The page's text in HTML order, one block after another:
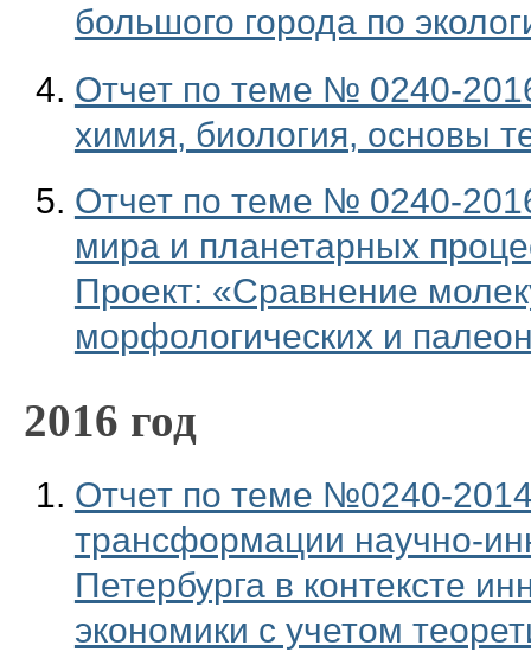
большого города по
Отчет по теме № 0240-
химия, биология, основы
Отчет по теме № 0240-
мира и планетарных
Проект: «Сравнение
морфологических и
2016 год
Отчет по теме №0240-
трансформации научно-
Петербурга в контексте
экономики с учетом